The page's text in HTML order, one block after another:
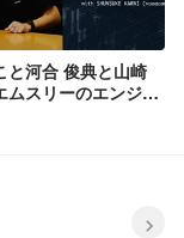
と河合 俊典と山崎
ムスリーのエンジニ